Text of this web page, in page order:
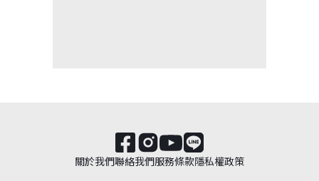
關於我們聯絡我們服務條款隱私權政策